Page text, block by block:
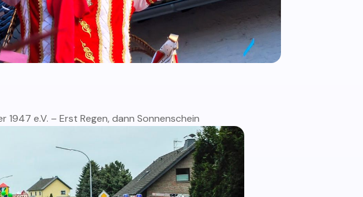
e.V. – Erst Regen, dann Sonnenschein